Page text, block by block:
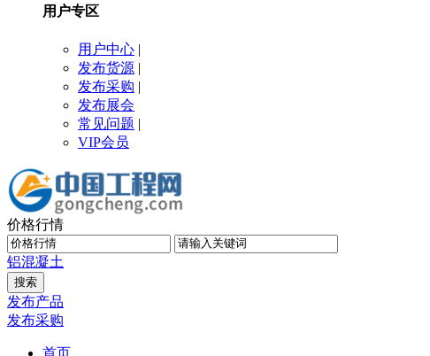
用户专区
用户中心 |
发布货源 |
发布采购 |
发布展会
常见问题 |
VIP会员
价格行情
铝混凝土
发布产品
发布采购
首页